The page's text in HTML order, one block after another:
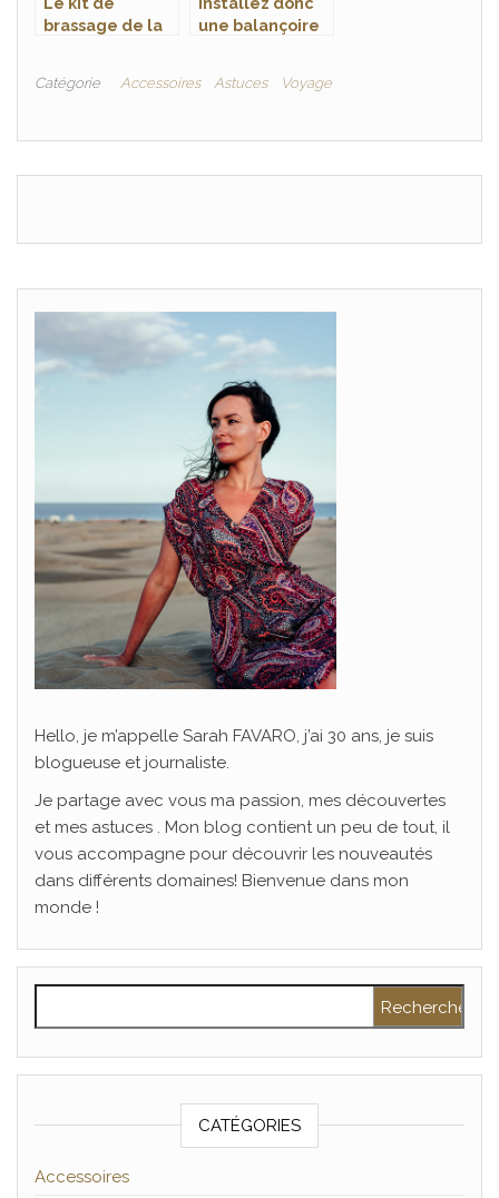
brassage de la
ensemble
assurer la
votre bière
une balançoire
s’amusent
Catégorie Accessoires Astuces Voyage
Hello, je m’appelle Sarah FAVARO, j’ai 30 ans, je suis
blogueuse et journaliste.
Je partage avec vous ma passion, mes découvertes
et mes astuces . Mon blog contient un peu de tout, il
vous accompagne pour découvrir les nouveautés
dans différents domaines! Bienvenue dans mon
monde !
CATÉGORIES
Accessoires